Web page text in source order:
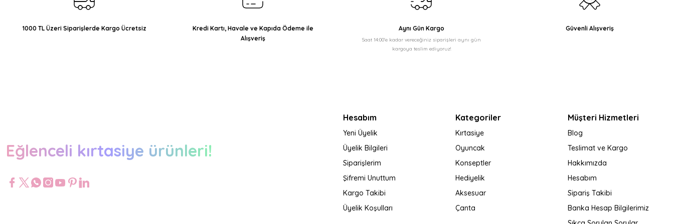
Bu ürüne benzer farklı alternatifler olmalı.
1000 TL Üzeri Siparişlerde Kargo Ücretsiz
Kredi Kartı, Havale ve Kapıda Ödeme ile
Alışveriş
Aynı Gün Kargo
Saat 14:00'e kadar vereceğiniz siparişleri aynı gün
kargoya teslim ediyoruz!
Güvenli Alışveriş
Eğlenceli kırtasiye ürünleri!
Hesabım
Yeni Üyelik
Üyelik Bilgileri
Siparişlerim
Şifremi Unuttum
Kargo Takibi
Üyelik Koşulları
Kategoriler
Kırtasiye
Oyuncak
Konseptler
Hediyelik
Aksesuar
Çanta
Müşteri Hizmetleri
Blog
Teslimat ve Kargo
Hakkımızda
Hesabım
Sipariş Takibi
Banka Hesap Bilgilerimiz